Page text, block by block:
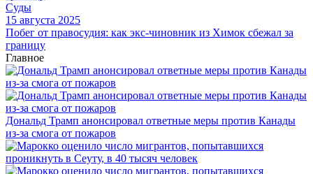
Суды
15 августа 2025
Побег от правосудия: как экс-чиновник из Химок сбежал за
границу
Главное
Дональд Трамп анонсировал ответные меры против Канады
из-за смога от пожаров